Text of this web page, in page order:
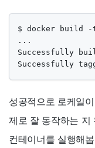
$ docker build -t
...
Successfully
Successfully
성공적으로 로케일
제로 잘 동작하는 지
컨테이너를 실행해